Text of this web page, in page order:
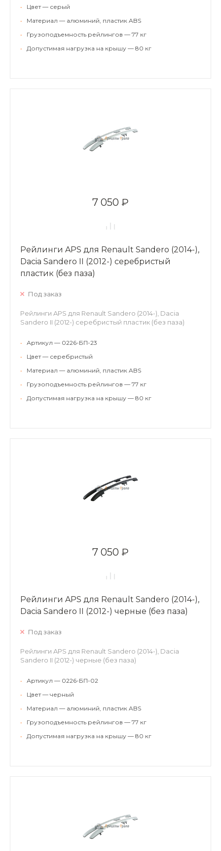
•
Цвет — серый
•
Материал — алюминий, пластик ABS
•
Грузоподъемность рейлингов — 77 кг
•
Допустимая нагрузка на крышу — 80 кг
7 050 ₽
Рейлинги APS для Renault Sandero (2014-),
Dacia Sandero II (2012-) серебристый
пластик (без паза)
Под заказ
Рейлинги APS для Renault Sandero (2014-), Dacia
Sandero II (2012-) серебристый пластик (без паза)
•
Артикул — 0226-БП-23
•
Цвет — серебристый
•
Материал — алюминий, пластик ABS
•
Грузоподъемность рейлингов — 77 кг
•
Допустимая нагрузка на крышу — 80 кг
7 050 ₽
Рейлинги APS для Renault Sandero (2014-),
Dacia Sandero II (2012-) черные (без паза)
Под заказ
Рейлинги APS для Renault Sandero (2014-), Dacia
Sandero II (2012-) черные (без паза)
•
Артикул — 0226-БП-02
•
Цвет — черный
•
Материал — алюминий, пластик ABS
•
Грузоподъемность рейлингов — 77 кг
•
Допустимая нагрузка на крышу — 80 кг